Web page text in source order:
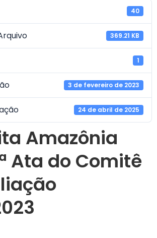
40
369.21 KB
1
3 de fevereiro de 2023
24 de abril de 2025
Amazônia
Ata do Comitê